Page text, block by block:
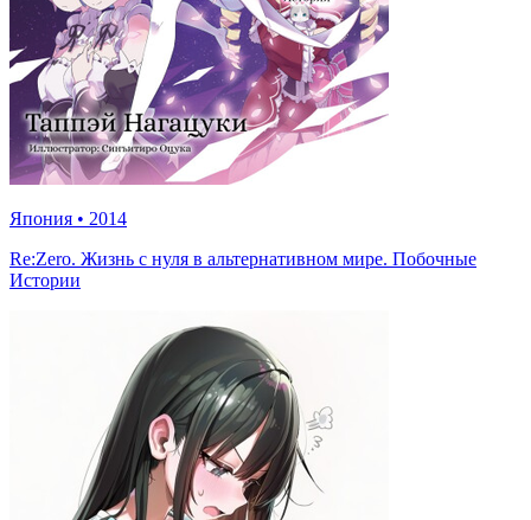
Япония • 2014
Re:Zero. Жизнь с нуля в альтернативном мире. Побочные
Истории